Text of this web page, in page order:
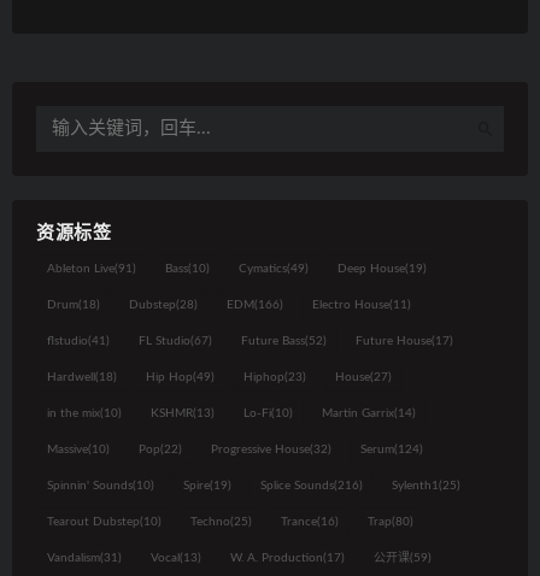
资源标签
Ableton Live(91) Bass(10) Cymatics(49) Deep House(19)
Drum(18) Dubstep(28) EDM(166) Electro House(11)
flstudio(41) FL Studio(67) Future Bass(52) Future House(17)
Hardwell (18) Hip Hop(49) Hiphop(23) House(27)
in the mix(10) KSHMR(13) Lo-Fi(10) Martin Garrix(14)
Massive(10) Pop(22) Progressive House(32) Serum(124)
Spinnin' Sounds(10) Spire(19) Splice Sounds(216) Sylenth1(25)
Tearout Dubstep(10) Techno(25) Trance(16) Trap(80)
Vandalism(31) Vocal (13) W. A. Production(17) 公开课(59)